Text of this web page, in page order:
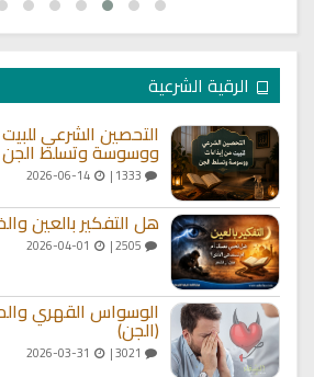
الرقية الشرعية
التحصين الشرعي
ووسوسة وتسلط الجن
2026-06-14
هل التفكير بالعين
الوسواس القهري
(الجن)